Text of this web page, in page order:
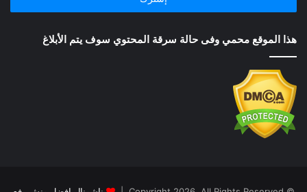
هذا الموقع محمي وفى حالة سرقة المحتوي سوف يتم الأبلاغ